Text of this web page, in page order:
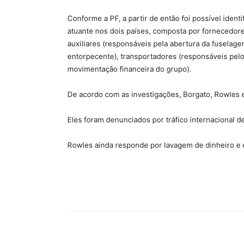
Conforme a PF, a partir de então foi possível
atuante nos dois países, composta por
auxiliares (responsáveis pela abertura da
entorpecente), transportadores (responsáveis
movimentação financeira do grupo).
De acordo com as investigações, Borgato, Rowles
Eles foram denunciados por tráfico internacional
Rowles ainda responde por lavagem de dinheiro e